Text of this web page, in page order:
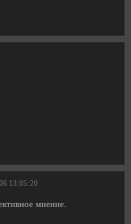
13:05:20
мнение.